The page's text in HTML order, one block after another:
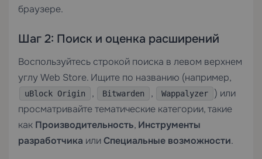
браузере.
Шаг 2: Поиск и оценка расширений
Воспользуйтесь строкой поиска в левом верхнем
углу Web Store. Ищите по названию (например,
uBlock Origin , Bitwarden , Wappalyzer
) или
просматривайте тематические категории, такие
как Производительность, Инструменты
разработчика илиСпециальные возможности.